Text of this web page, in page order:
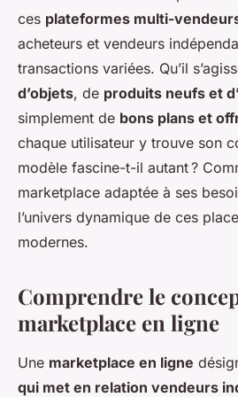
ces plateformes multi-
acheteurs et vendeurs
transactions variées. Qu’il
d’objets, de produits neufs et
simplement de bons plans et
chaque utilisateur y trouve son
modèle fascine-t-il autant ?
marketplace adaptée à ses
l’univers dynamique de ces
modernes.
Comprendre le
marketplace en ligne
Une marketplace en ligne
qui met en relation vendeurs